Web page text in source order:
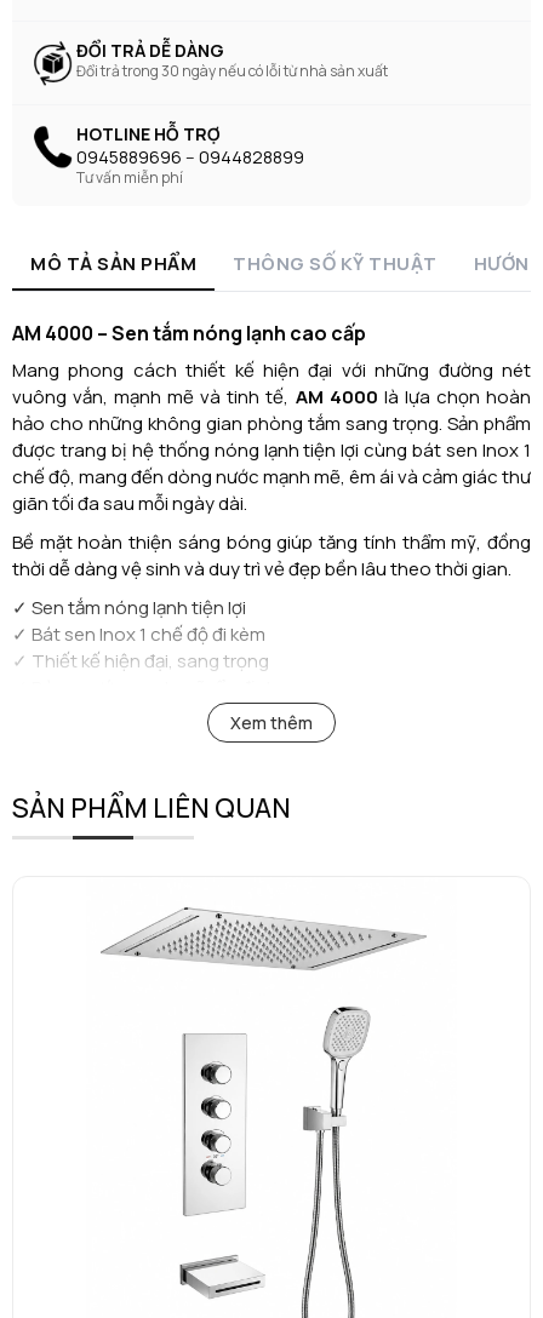
ĐỔI TRẢ DỄ DÀNG
Đổi trả trong 30 ngày nếu có lỗi từ nhà sản xuất
HOTLINE HỖ TRỢ
0945889696 -- 0944828899
Tư vấn miễn phí
MÔ TẢ SẢN PHẨM THÔNG SỐ KỸ THUẬT
AM 4000 – Sen tắm nóng lạnh cao cấp
Mang phong cách thiết kế hiện đại với những đường nét
vuông vắn, mạnh mẽ và tinh tế, AM 4000 là lựa chọn hoàn
hảo cho những không gian phòng tắm sang trọng. Sản phẩm
được trang bị hệ thống nóng lạnh tiện lợi cùng bát sen Inox 1
chế độ, mang đến dòng nước mạnh mẽ, êm ái và cảm giác thư
giãn tối đa sau mỗi ngày dài.
Bề mặt hoàn thiện sáng bóng giúp tăng tính thẩm mỹ, đồng
thời dễ dàng vệ sinh và duy trì vẻ đẹp bền lâu theo thời gian.
✓ Sen tắm nóng lạnh tiện lợi
✓ Bát sen Inox 1 chế độ đi kèm
✓ Thiết kế hiện đại, sang trọng
✓ Tay gạt vận hành nhẹ nhàng, dễ sử dụng
✓ Bề mặt hoàn thiện cao cấp, bền đẹp theo thời gian
còn góp phần nâng tầm không gian phòng tắm với vẻ đẹp
hiện đại và đẳng cấp.
Xem thêm
SẢN PHẨM LIÊN QUAN